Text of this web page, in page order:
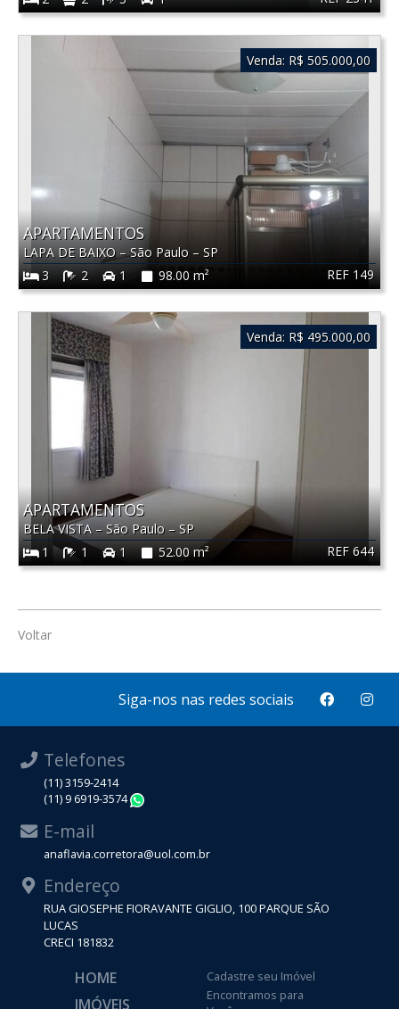
REF 149
APARTAMENTOS
LAPA DE BAIXO–São Paulo – SP
3
2 1 98.00 m²
Venda: R$ 505.000,00
REF 644
APARTAMENTOS
BELA VISTA–São Paulo–SP
1
1 1 52.00 m²
Venda: R$ 495.000,00
Voltar
Siga-nos nas redes sociais
Telefones
(11) 3159-2414
(11) 9 6919-3574
E-mail
anaflavia.corretora@uol.com.br
Endereço
RUA GIOSEPHE FIORAVANTE GIGLIO, 100 PARQUE SÃO
LUCAS
CRECI 181832
HOME
IMÓVEIS
Cadastre seu Imóvel
Encontramos para